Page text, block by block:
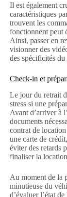
Il est également
caractéristiques
trouvent les
fonctionnent peut
Ainsi, passer en
visionner des
des spécificités
Check-in et
Le jour du retrait
stress si une
Avant d’arriver à
documents
contrat de
une carte de
éviter des retards
finaliser la
Au moment de la
minutieuse du
d’évaluer l’état